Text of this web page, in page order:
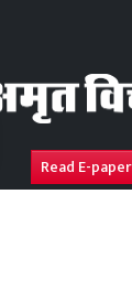
Read E-paper